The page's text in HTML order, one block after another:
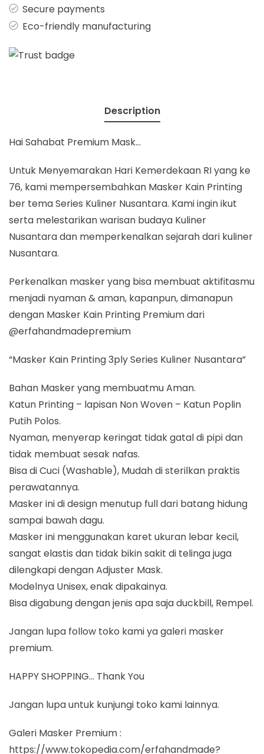
Secure payments
Eco-friendly manufacturing
Description
Hai Sahabat Premium Mask…
Untuk Menyemarakan Hari Kemerdekaan RI yang ke
76, kami mempersembahkan Masker Kain Printing
ber tema Series Kuliner Nusantara. Kami ingin ikut
serta melestarikan warisan budaya Kuliner
Nusantara dan memperkenalkan sejarah dari kuliner
Nusantara.
Perkenalkan masker yang bisa membuat aktifitasmu
menjadi nyaman & aman, kapanpun, dimanapun
dengan Masker Kain Printing Premium dari
@erfahandmadepremium
“Masker Kain Printing 3ply Series Kuliner Nusantara”
Bahan Masker yang membuatmu Aman.
Katun Printing – lapisan Non Woven – Katun Poplin
Putih Polos.
Nyaman, menyerap keringat tidak gatal di pipi dan
tidak membuat sesak nafas.
Bisa di Cuci (Washable), Mudah di sterilkan praktis
perawatannya.
Masker ini di design menutup full dari batang hidung
sampai bawah dagu.
Masker ini menggunakan karet ukuran lebar kecil,
sangat elastis dan tidak bikin sakit di telinga juga
dilengkapi dengan Adjuster Mask.
Modelnya Unisex, enak dipakainya.
Bisa digabung dengan jenis apa saja duckbill, Rempel.
Jangan lupa follow toko kami ya galeri masker
premium.
HAPPY SHOPPING… Thank You
Jangan lupa untuk kunjungi toko kami lainnya.
Galeri Masker Premium :
https://www.tokopedia.com/erfahandmade?